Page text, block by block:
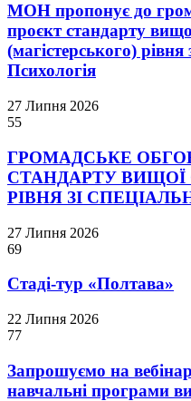
МОН пропонує до
проєкт стандарту
(магістерського) рівня
Психологія
27 Липня 2026
55
ГРОМАДСЬКЕ
СТАНДАРТУ ВИЩОЇ
РІВНЯ ЗІ
27 Липня 2026
69
Стаді-тур «Полтава»
22 Липня 2026
77
Запрошуємо на
навчальні програми